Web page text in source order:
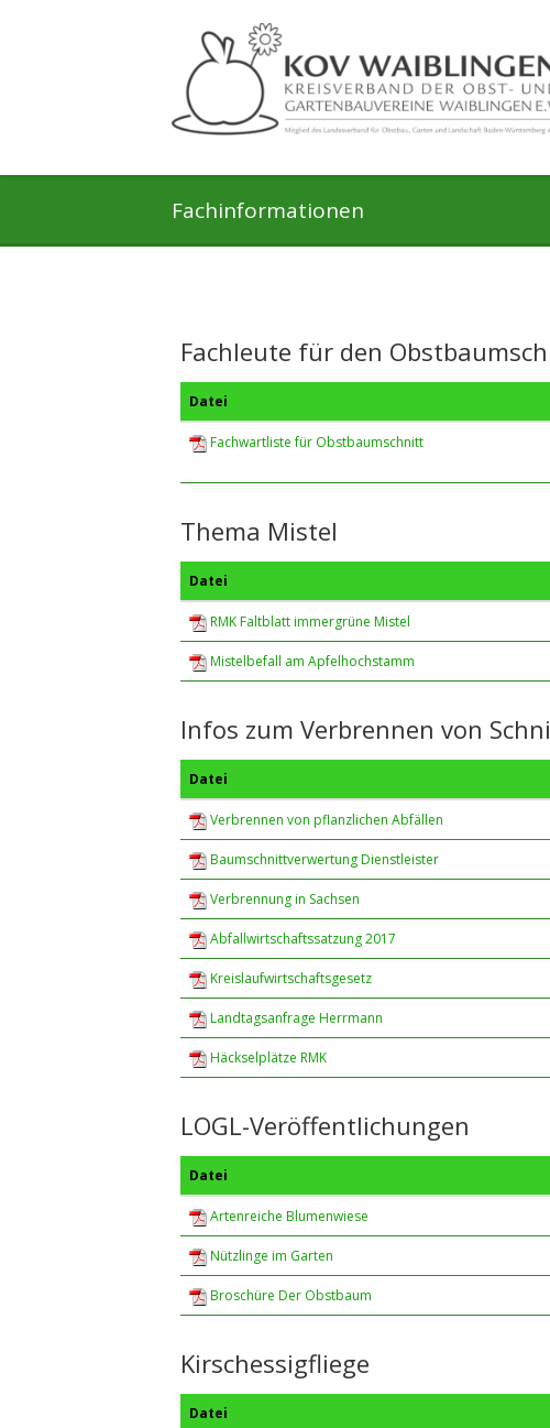
Fachinformationen
Fachleute für den
Datei
Fachwartliste für Obstbaumschnitt
Thema Mistel
Datei
RMK Faltblatt immergrüne Mistel
Mistelbefall am Apfelhochstamm
Infos zum Verbrennen von
Datei
Verbrennen von pflanzlichen Abfällen
Baumschnittverwertung Dienstleister
Verbrennung in Sachsen
Abfallwirtschaftssatzung 2017
Kreislaufwirtschaftsgesetz
Landtagsanfrage Herrmann
Häckselplätze RMK
LOGL-Veröffentlichungen
Datei
Artenreiche Blumenwiese
Nützlinge im Garten
Broschüre Der Obstbaum
Kirschessigfliege
Datei